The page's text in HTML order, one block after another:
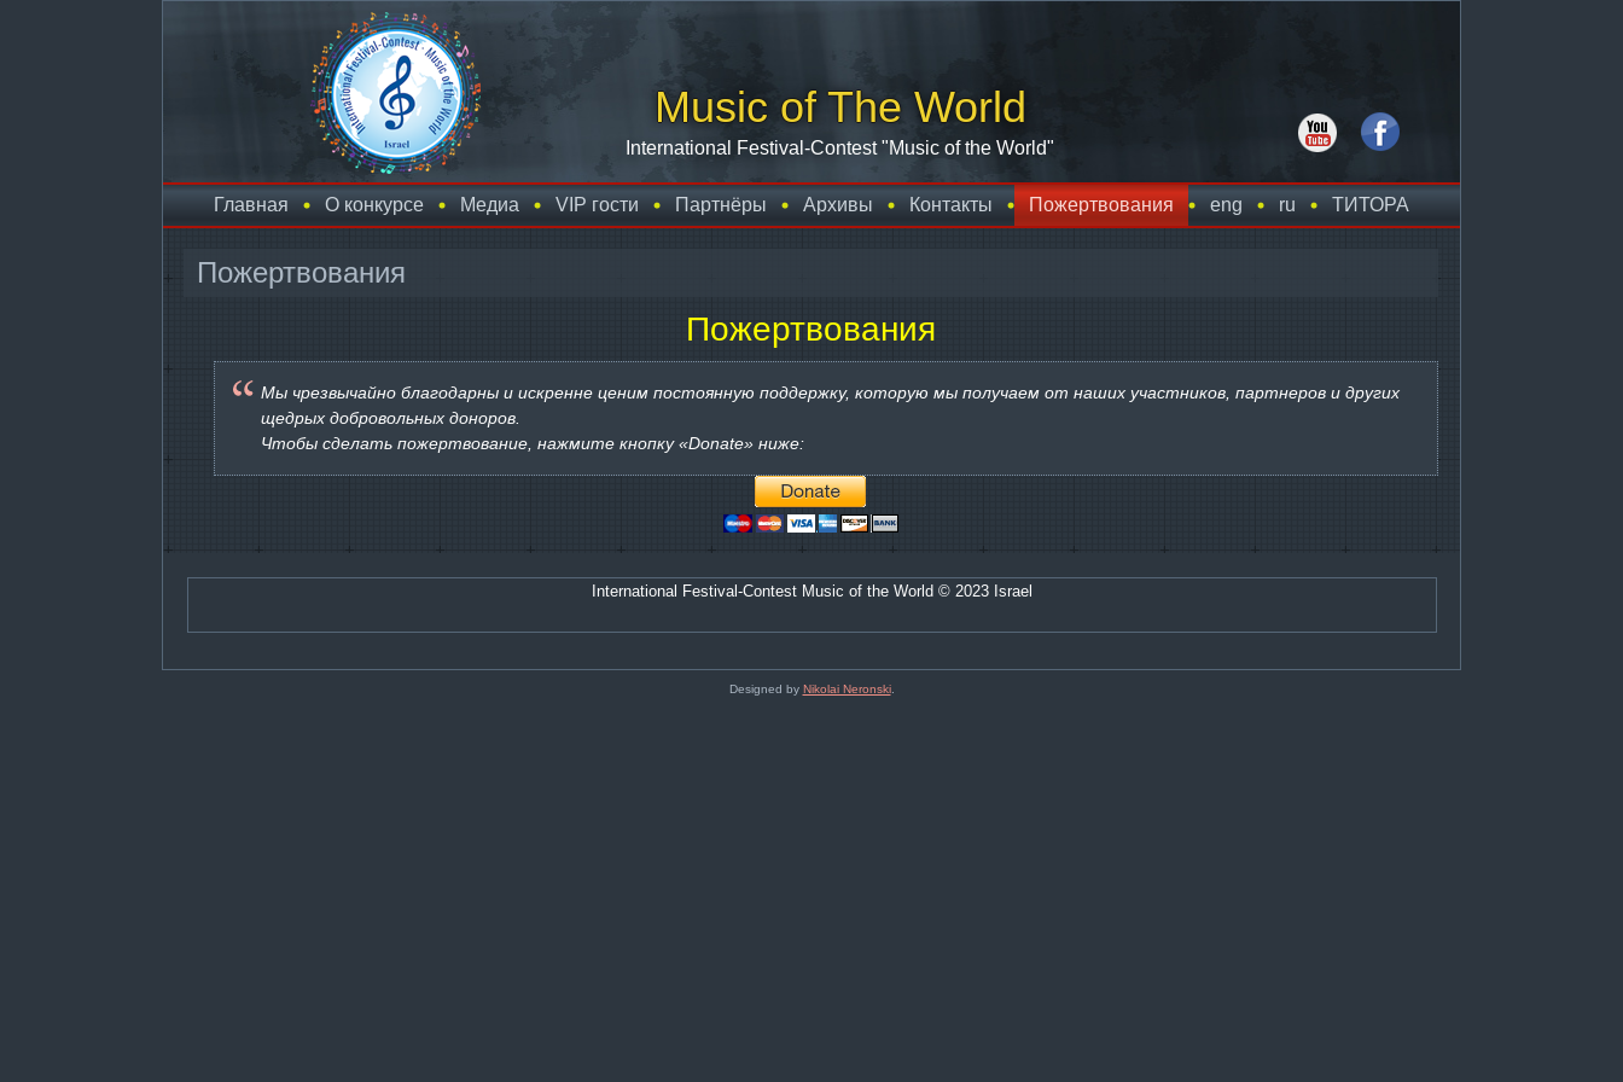
Music of The World
International Festival-Contest "Music of the World"
Главная О конкурсе Медиа VIP гости Партнёры Архивы Контакты Пожертвования eng ru TИТОРА
Пожертвования
Пожертвования
Мы чрезвычайно благодарны и искренне ценим постоянную поддержку, которую мы получаем от наших участников, партнеров и других
щедрых добровольных доноров.
Чтобы сделать пожертвование, нажмите кнопку «Donate» ниже:
International Festival-Contest Music of the World © 2023 Israel
Designed by Nikolai Neronski.